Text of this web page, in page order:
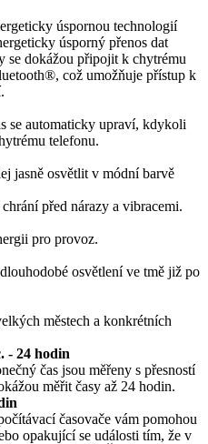
úspornou technologií
úsporný přenos dat
se dokážou připojit k chytrému
což umožňuje přístup k
se automaticky upraví, kdykoli
telefonu.
jasně osvětlit v módní barvě
před nárazy a vibracemi.
pro provoz.
osvětlení ve tmě již po
městech a konkrétních
- 24 hodin
čas jsou měřeny s přesností
měřit časy až 24 hodin.
časovače vám pomohou
opakující se události tím, že v